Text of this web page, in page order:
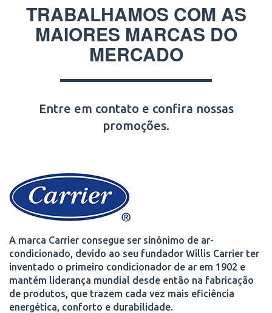
TRABALHAMOS COM AS
MAIORES MARCAS DO
MERCADO
Entre em contato e confira nossas
promoções.
A marca Carrier consegue ser sinônimo de ar-
condicionado, devido ao seu fundador Willis Carrier ter
inventado o primeiro condicionador de ar em 1902 e
mantém liderança mundial desde então na fabricação
de produtos, que trazem cada vez mais eficiência
energética, conforto e durabilidade.